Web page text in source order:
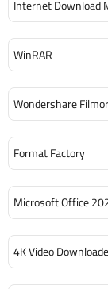
Internet Download
WinRAR
Wondershare
Format Factory
Microsoft Office
4K Video